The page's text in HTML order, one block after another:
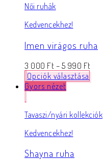
Női ruhák
Kedvencekhez!
Imen virágos ruha
3 000 Ft – 5 990 Ft
Opciók választása
Gyors nézet
Tavaszi/nyári kollekciók
Kedvencekhez!
Shayna ruha